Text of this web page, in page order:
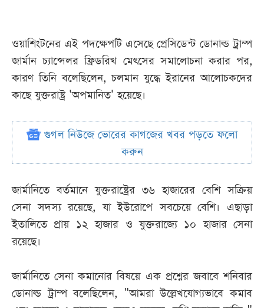
ওয়াশিংটনের এই পদক্ষেপটি এসেছে প্রেসিডেন্ট ডোনাল্ড ট্রাম্প
জার্মান চ্যান্সেলর ফ্রিডরিখ মেৎসের সমালোচনা করার পর,
কারণ তিনি বলেছিলেন, চলমান যুদ্ধে ইরানের আলোচকদের
কাছে যুক্তরাষ্ট্র 'অপমানিত' হয়েছে।
গুগল নিউজে ভোরের কাগজের খবর পড়তে ফলো
করুন
জার্মানিতে বর্তমানে যুক্তরাষ্ট্রের ৩৬ হাজারের বেশি সক্রিয়
সেনা সদস্য রয়েছে, যা ইউরোপে সবচেয়ে বেশি। এছাড়া
ইতালিতে প্রায় ১২ হাজার ও যুক্তরাজ্যে ১০ হাজার সেনা
রয়েছে।
জার্মানিতে সেনা কমানোর বিষয়ে এক প্রশ্নের জবাবে শনিবার
ডোনাল্ড ট্রাম্প বলেছিলেন, "আমরা উল্লেখযোগ্যভাবে কমাব